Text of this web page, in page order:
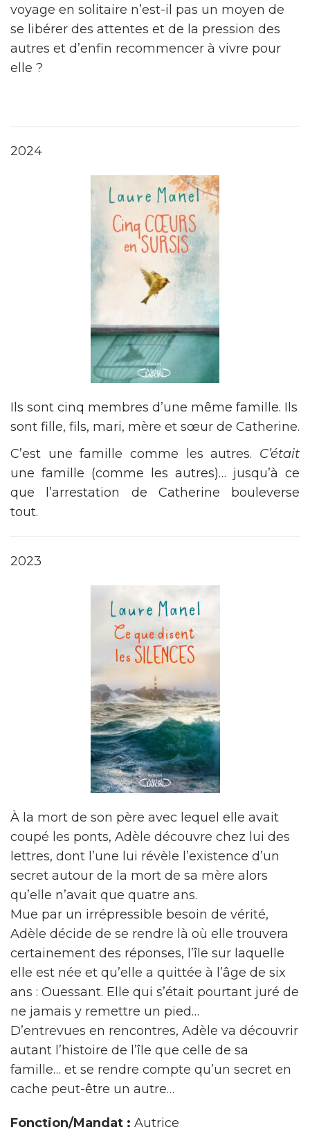
voyage en solitaire n’est-il pas un moyen de
se libérer des attentes et de la pression des
autres et d’enfin recommencer à vivre pour
elle ?
2024
Ils sont cinq membres d’une même famille. Ils
sont fille, fils, mari, mère et sœur de Catherine.
C’est une famille comme les autres. C’était
une famille (comme les autres)… jusqu’à ce
que l’arrestation de Catherine bouleverse
tout.
2023
À la mort de son père avec lequel elle avait
coupé les ponts, Adèle découvre chez lui des
lettres, dont l’une lui révèle l’existence d’un
secret autour de la mort de sa mère alors
qu’elle n’avait que quatre ans.
Mue par un irrépressible besoin de vérité,
Adèle décide de se rendre là où elle trouvera
certainement des réponses, l’île sur laquelle
elle est née et qu’elle a quittée à l’âge de six
ans : Ouessant. Elle qui s’était pourtant juré de
ne jamais y remettre un pied…
D’entrevues en rencontres, Adèle va découvrir
autant l’histoire de l’île que celle de sa
famille… et se rendre compte qu’un secret en
cache peut-être un autre…
Fonction/Mandat : Autrice